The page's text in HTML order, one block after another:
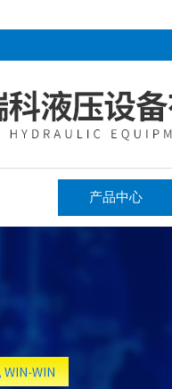
产品中心